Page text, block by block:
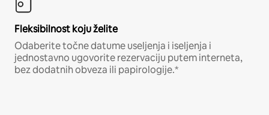
Fleksibilnost koju želite
Odaberite točne datume useljenja i iseljenja i
jednostavno ugovorite rezervaciju putem interneta,
bez dodatnih obveza ili papirologije.*